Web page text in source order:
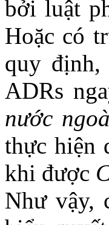
bởi luật
Hoặc có
quy
ADRs
nước
thực hiện
khi được
Như vậy,